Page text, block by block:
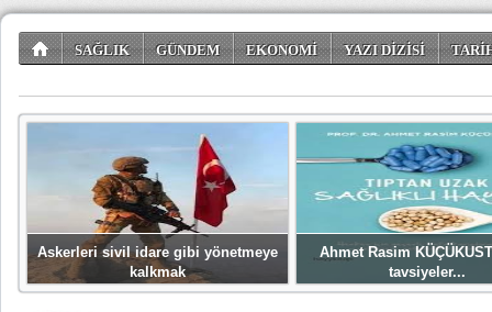
SAĞLIK GÜNDEM EKONOMİ YAZI DİZİSİ
Askerleri sivil idare gibi yönetmeye
kalkmak
Ahmet Rasim
tavsiyeler...